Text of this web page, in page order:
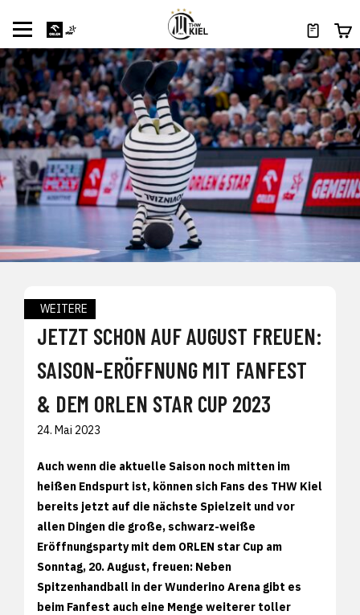
WEITERE
JETZT SCHON AUF AUGUST FREUEN:
SAISON-ERÖFFNUNG MIT FANFEST
& DEM ORLEN STAR CUP 2023
24. Mai 2023
Auch wenn die aktuelle Saison noch mitten im
heißen Endspurt ist, können sich Fans des THW Kiel
bereits jetzt auf die nächste Spielzeit und vor
allen Dingen die große, schwarz-weiße
Eröffnungsparty mit dem ORLEN star Cup am
Sonntag, 20. August, freuen: Neben
Spitzenhandball in der Wunderino Arena gibt es
beim Fanfest auch eine Menge weiterer toller